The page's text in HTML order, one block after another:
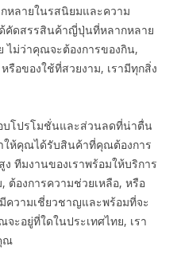
หลายในรสนิยมและความ
คัดสรรสินค้าญี่ปุ่นที่หลากหลาย
ไม่ว่าคุณจะต้องการของกิน,
รือของใช้ที่สวยงาม, เรามีทุกสิ่ง
บโปรโมชั่นและส่วนลดที่น่าตื่น
ให้คุณได้รับสินค้าที่คุณต้องการ
ทีมงานของเราพร้อมให้บริการ
องการความช่วยเหลือ, หรือ
ความเชี่ยวชาญและพร้อมที่จะ
ะอยู่ที่ใดในประเทศไทย, เรา
ณ